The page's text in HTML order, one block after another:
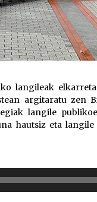
langileak
argitaratu zen
langile
hautsiz eta